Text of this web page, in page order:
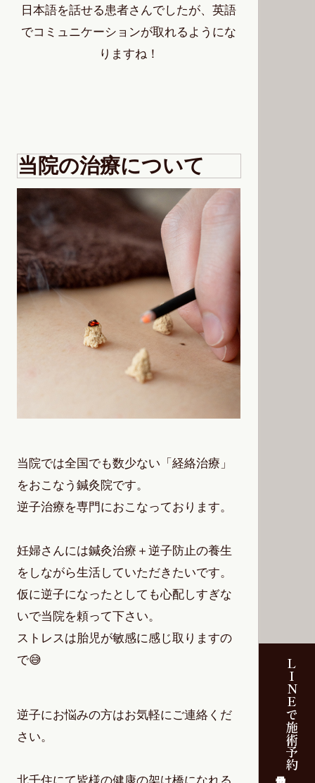
LINEで施術予約
日本語を話せる患者さんでしたが、英語
でコミュニケーションが取れるようにな
りますね！
当院の治療について
当院では全国でも数少ない「経絡治療」
をおこなう鍼灸院です。
逆子治療を専門におこなっております。
妊婦さんには鍼灸治療＋逆子防止の養生
をしながら生活していただきたいです。
仮に逆子になったとしても心配しすぎな
いで当院を頼って下さい。
ストレスは胎児が敏感に感じ取りますの
で😅
逆子にお悩みの方はお気軽にご連絡くだ
さい。